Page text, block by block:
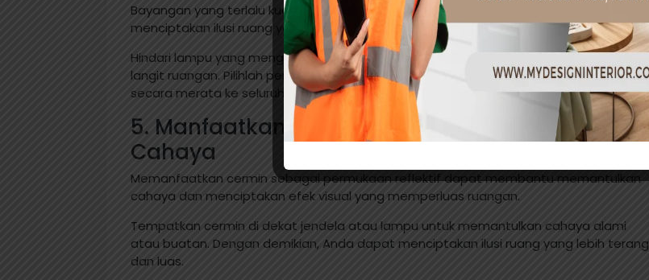
Bayangan yang terlalu kuat atau muncul di tempat yang tidak diinginkan dapat
menciptakan ilusi ruang yang lebih kecil.
Hindari lampu yang menghasilkan bayangan yang menonjol di dinding atau langit-
langit ruangan. Pilihlah pencahayaan yang merata dan mendistribusikan cahaya
secara merata ke seluruh ruangan.
5. Manfaatkan Cermin untuk Memantulkan
Cahaya
Memanfaatkan cermin sebagai permukaan reflektif dapat membantu memantulkan
cahaya dan menciptakan efek visual yang memperluas ruangan.
Tempatkan cermin di dekat jendela atau lampu untuk memantulkan cahaya alami
atau buatan. Dengan demikian, Anda dapat menciptakan ilusi ruang yang lebih terang
dan luas.